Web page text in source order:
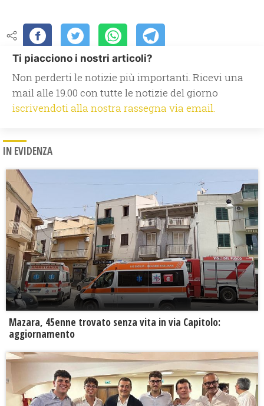
Ti piacciono i nostri articoli?
Non perderti le notizie più importanti. Ricevi una
mail alle 19.00 con tutte le notizie del giorno
iscrivendoti alla nostra rassegna via email.
IN EVIDENZA
Mazara, 45enne trovato senza vita in via Capitolo:
aggiornamento